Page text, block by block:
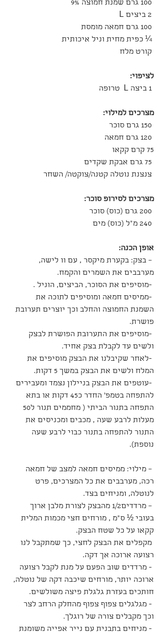
¼ כפית מחית וניל איכותית
לציפוי:
מצרכים למילוי:
75 קרם קקאו
מצרכים לסירופ סוכר:
אופן הכנה:
– בצק: בקערת מיקסר , עם וו לישה,
מערבבים את השמרים והקמח.
-ממיסים חמאה ומוסיפים לתוכה את
השמנת החמוצה והחלב וכך יוצרים תערובת
פושרת.
-מוסיפים את התערובת הפושרת לבצק
ולשים עד לקבלת בצק אחיד.
-לאחר שקיבלנו את הבצק מוסיפים את
המלח ולשים את הבצק במשך 5 דקות.
-עוטפים את הבצק בניילון נצמד ומעבירים
להתפחה בטמפ' החדר כ45 דקות או בתא
מעלות לרבע שעה , מכבים ומכניסים את
התנור להתפחה בתנור כבוי לרבע שעה
נוספת).
– מילוי: ממיסים חמאה למצב של חמאה
רכה, מערבבים את כל המצרכים, פרט
לנוטלה, ומניחים בצד.
– מרדדים1/2 מהבצק לצורת מלבן ארוך
בעובי ½ ס"מ , מורחים חצי מכמות המלית
קקאו על כל שטח הבצק.
מקפלים את הבצק לחצי, כך שמתקבל לנו
רצועה ארוכה אך דקה.
- מרדדים שוב הפעם על מנת לקבל רצועה
ארוכה יותר, מורחים שיכבה דקה של נוטלה,
חותכים בעזרת גלגלת פיצה משולשים.
- מגלגלים צפוף צפוף מהחלק הרחב לצר
וכך מקבלים צורה של רוגלך.
- מניחים בתבנית עם נייר אפייה משומנת